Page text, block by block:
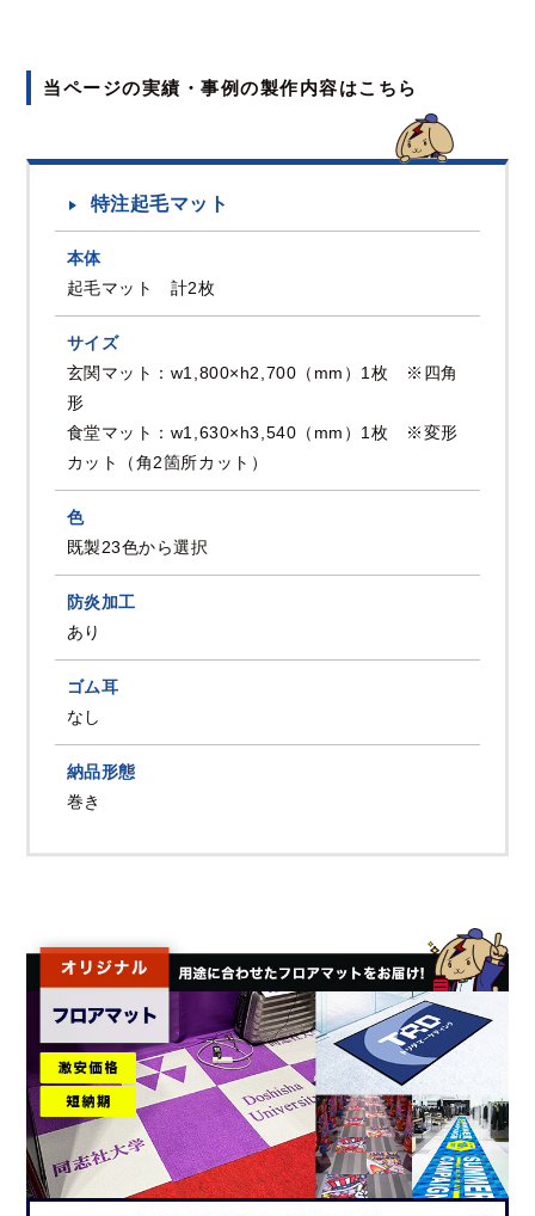
当ページの実績・事例の製作内容はこちら
特注起毛マット
本体
起毛マット 計2枚
サイズ
玄関マット：w1,800×h2,700（mm）1枚 ※四角
形
食堂マット：w1,630×h3,540（mm）1枚 ※変形
カット（角2箇所カット）
色
既製23色から選択
防炎加工
あり
ゴム耳
なし
納品形態
巻き